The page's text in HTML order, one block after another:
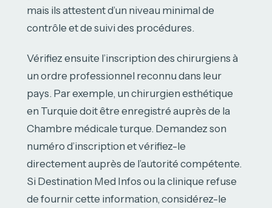
mais ils attestent d’un niveau minimal de
contrôle et de suivi des procédures.
Vérifiez ensuite l’inscription des chirurgiens à
un ordre professionnel reconnu dans leur
pays. Par exemple, un chirurgien esthétique
en Turquie doit être enregistré auprès de la
Chambre médicale turque. Demandez son
numéro d’inscription et vérifiez-le
directement auprès de l’autorité compétente.
Si Destination Med Infos ou la clinique refuse
de fournir cette information, considérez-le